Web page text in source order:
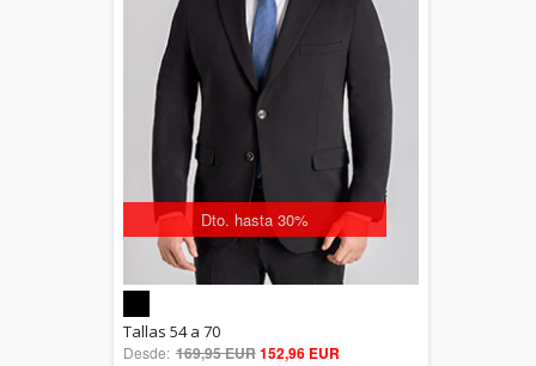
Dto. hasta 30%
out of 5
Tallas 54 a 70
Desde: 169,95 EUR152,96 EUR